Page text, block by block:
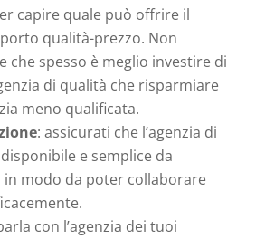
capire quale può offrire il
qualità-prezzo. Non
che spesso è meglio investire di
di qualità che risparmiare
meno qualificata.
: assicurati che l’agenzia di
e semplice da
modo da poter collaborare
con l’agenzia dei tuoi